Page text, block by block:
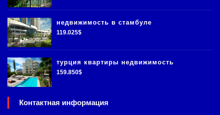
недвижимость в стамбуле
119.025$
турция квартиры недвижимость
159.850$
Контактная информация